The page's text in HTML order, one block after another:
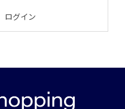
ログイン